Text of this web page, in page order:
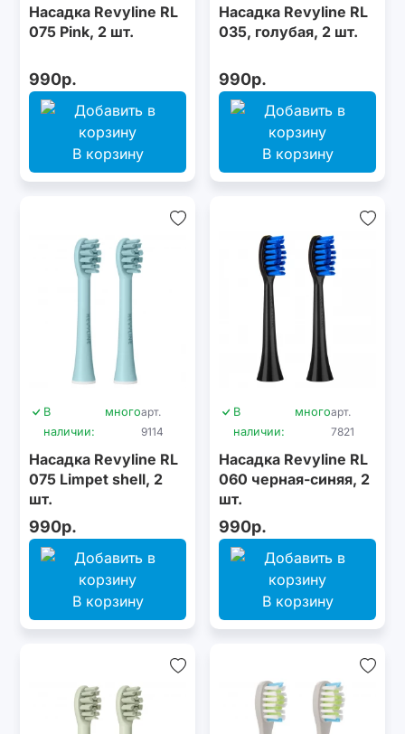
Насадка Revyline RL
075 Pink, 2 шт.
990р.
В корзину
Насадка Revyline RL
035, голубая, 2 шт.
990р.
В корзину
В
наличии:
многоарт.
9114
Насадка Revyline RL
075 Limpet shell, 2
шт.
990р.
В корзину
В
наличии:
многоарт.
7821
Насадка Revyline RL
060 черная-синяя, 2
шт.
990р.
В корзину